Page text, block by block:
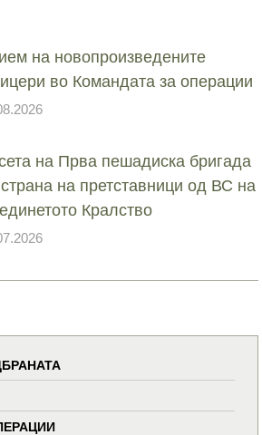
на новопроизведените
во Командата за операции
на Прва пешадиска бригада
на претставници од ВС на
Кралство